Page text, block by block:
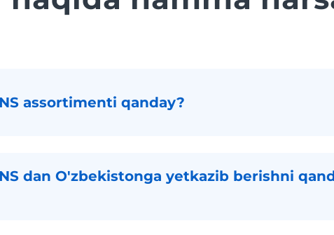
assortimenti qanday?
dan O'zbekistonga yetkazib berishni